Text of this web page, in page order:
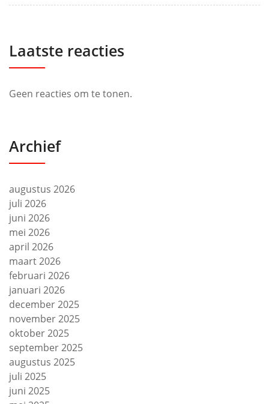
Laatste reacties
Geen reacties om te tonen.
Archief
augustus 2026
juli 2026
juni 2026
mei 2026
april 2026
maart 2026
februari 2026
januari 2026
december 2025
november 2025
oktober 2025
september 2025
augustus 2025
juli 2025
juni 2025